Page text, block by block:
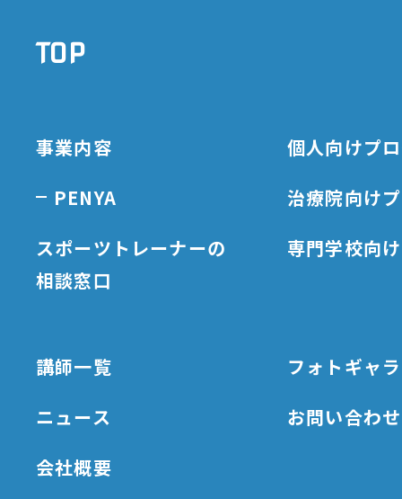
TOP
事業内容
PENYA
スポーツトレーナーの
相談窓口
個人向けプ
治療院向け
専門学校向
講師一覧
ニュース
会社概要
フォトギャ
お問い合わせ